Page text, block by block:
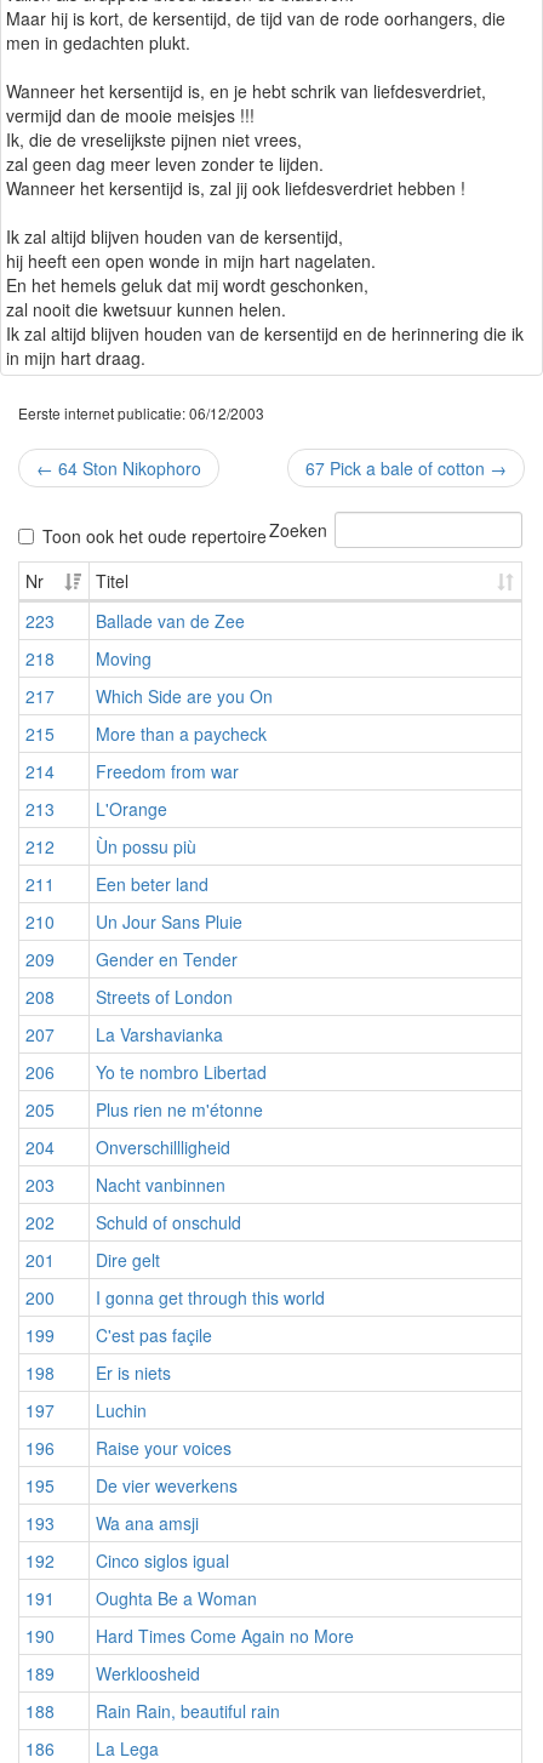
Maar hij is kort, de kersentijd, de tijd van de rode oorhangers, die
men in gedachten plukt.
Wanneer het kersentijd is, en je hebt schrik van liefdesverdriet,
vermijd dan de mooie meisjes !!!
Ik, die de vreselijkste pijnen niet vrees,
zal geen dag meer leven zonder te lijden.
Wanneer het kersentijd is, zal jij ook liefdesverdriet hebben !
Ik zal altijd blijven houden van de kersentijd,
hij heeft een open wonde in mijn hart nagelaten.
En het hemels geluk dat mij wordt geschonken,
zal nooit die kwetsuur kunnen helen.
Ik zal altijd blijven houden van de kersentijd en de herinnering die ik
in mijn hart draag.
Eerste internet publicatie: 06/12/2003
← 64 Ston Nikophoro 67 Pick a bale of cotton →
Toon ook het oude repertoireZoeken
Nr
Titel
223
Ballade van de Zee
218
Moving
217
Which Side are you On
215
More than a paycheck
214
Freedom from war
213
L'Orange
212
Ùn possu più
211
Een beter land
210
Un Jour Sans Pluie
209
Gender en Tender
208
Streets of London
207
La Varshavianka
206
Yo te nombro Libertad
205
Plus rien ne m'étonne
204
Onverschillligheid
203
Nacht vanbinnen
202
Schuld of onschuld
201
Dire gelt
200
I gonna get through this world
199
C'est pas façile
198
Er is niets
197
Luchin
196
Raise your voices
195
De vier weverkens
193
Wa ana amsji
192
Cinco siglos igual
191
Oughta Be a Woman
190
Hard Times Come Again no More
189
Werkloosheid
188
Rain Rain, beautiful rain
186
La Lega